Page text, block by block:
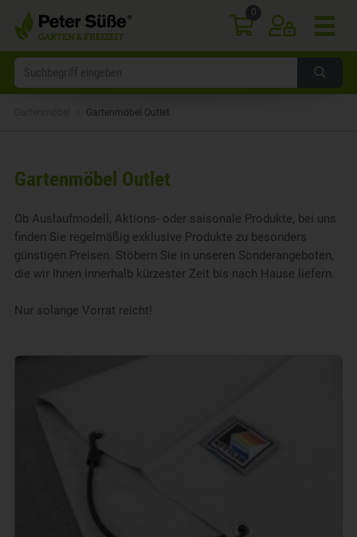
0
Gartenmöbel Outlet
Gartenmöbel Outlet
Ob Auslaufmodell, Aktions- oder saisonale Produkte, bei uns
finden Sie regelmäßig exklusive Produkte zu besonders
günstigen Preisen. Stöbern Sie in unseren Sonderangeboten,
die wir Ihnen innerhalb kürzester Zeit bis nach Hause liefern.
Nur solange Vorrat reicht!